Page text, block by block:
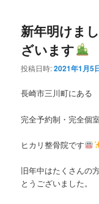
新年明けま
ざいます
投稿日時:2021年1月5
長崎市三川町にある
完全予約制・完全個
ヒカリ整骨院です
旧年中はたくさんの
とうございました。